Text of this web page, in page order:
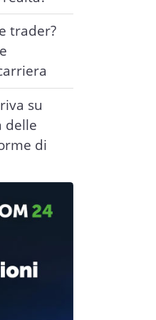
trader?
su
delle
di